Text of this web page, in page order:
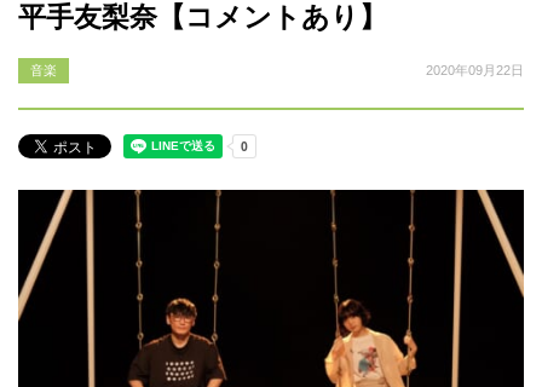
平手友梨奈【コメントあり】
音楽 2020年09月22日